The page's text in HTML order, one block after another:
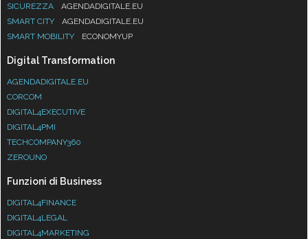
SICUREZZA
AGENDADIGITALE.EU
SMART CITY
AGENDADIGITALE.EU
SMART MOBILITY
ECONOMYUP
Digital Transformation
AGENDADIGITALE.EU
CORCOM
DIGITAL4EXECUTIVE
DIGITAL4PMI
TECHCOMPANY360
ZEROUNO
Funzioni di Business
DIGITAL4FINANCE
DIGITAL4LEGAL
DIGITAL4MARKETING